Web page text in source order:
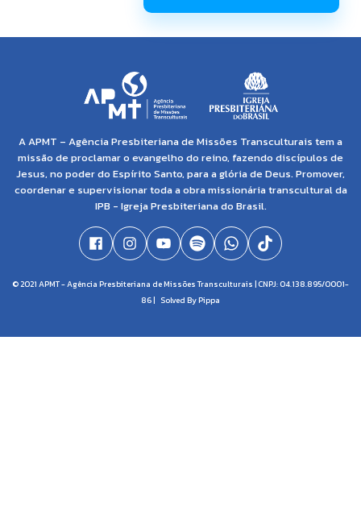
A APMT – Agência Presbiteriana de Missões Transculturais tem a
missão de proclamar o evangelho do reino, fazendo discípulos de
Jesus, no poder do Espírito Santo, para a glória de Deus. Promover,
coordenar e supervisionar toda a obra missionária transcultural da
IPB - Igreja Presbiteriana do Brasil.
© 2021 APMT - Agência Presbiteriana de Missões Transculturais | CNPJ: 04.138.895/0001-
86 | Solved By Pippa